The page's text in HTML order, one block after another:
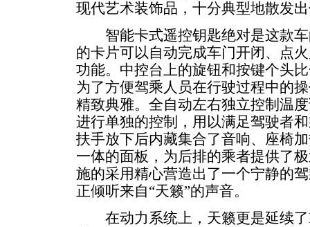
现代艺术装饰品，十分典型地散发
智能卡式遥控钥匙绝对是这款车
的卡片可以自动完成车门开闭、点
功能。中控台上的旋钮和按键个头
为了方便驾乘人员在行驶过程中的
精致典雅。全自动左右独立控制温
进行单独的控制，用以满足驾驶者
扶手放下后内藏集合了音响、座椅
一体的面板，为后排的乘者提供了
施的采用精心营造出了一个宁静的
正倾听来自“天籁”的声音。
在动力系统上，天籁更是延续了